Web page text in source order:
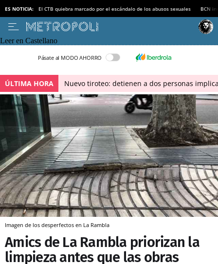
ES NOTICIA: El CTB quiebra marcado por el escándalo de los abusos sexuales BCN
Leer en Castellano
Pásate al MODO AHORRO
ÚLTIMA HORA Nuevo tiroteo: detienen a dos personas
Imagen de los desperfectos en La Rambla
Amics de La Rambla priorizan la
limpieza antes que las obras